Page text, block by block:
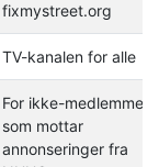
fixmystreet.org
TV-kanalen for alle
For ikke-medlemmer
som mottar
annonseringer fra